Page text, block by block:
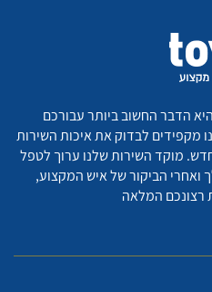
הדבר החשוב ביותר עבורכם
מקפידים לבדוק את איכות השירות
מוקד השירות שלנו ערוך לטפל
הביקור של איש המקצוע,
רצונכם המלאה